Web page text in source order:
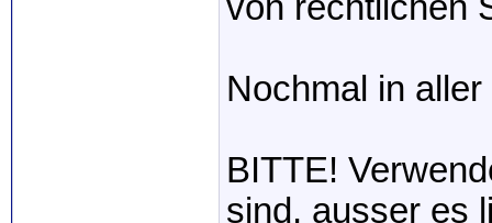
Nochmal in
BITTE!
sind, ausser es